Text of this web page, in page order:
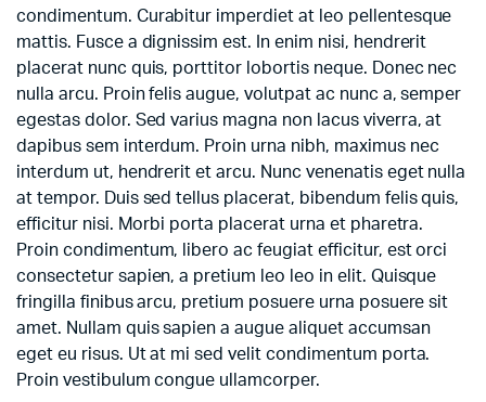
condimentum. Curabitur imperdiet at leo pellentesque
mattis. Fusce a dignissim est. In enim nisi, hendrerit
placerat nunc quis, porttitor lobortis neque. Donec nec
nulla arcu. Proin felis augue, volutpat ac nunc a, semper
egestas dolor. Sed varius magna non lacus viverra, at
dapibus sem interdum. Proin urna nibh, maximus nec
interdum ut, hendrerit et arcu. Nunc venenatis eget nulla
at tempor. Duis sed tellus placerat, bibendum felis quis,
efficitur nisi. Morbi porta placerat urna et pharetra.
Proin condimentum, libero ac feugiat efficitur, est orci
consectetur sapien, a pretium leo leo in elit. Quisque
fringilla finibus arcu, pretium posuere urna posuere sit
amet. Nullam quis sapien a augue aliquet accumsan
eget eu risus. Ut at mi sed velit condimentum porta.
Proin vestibulum congue ullamcorper.